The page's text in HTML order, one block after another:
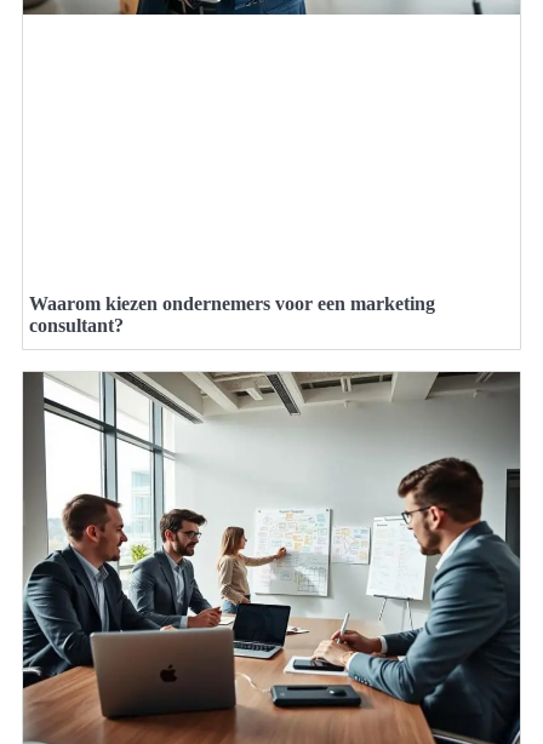
Waarom kiezen ondernemers voor een marketing
consultant?